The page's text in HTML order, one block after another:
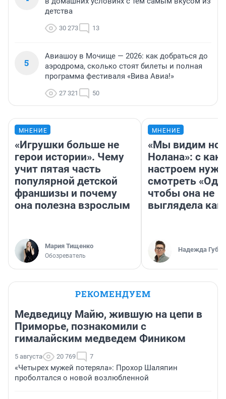
детства
30 273 13
5
Авиашоу в Мочище — 2026: как добраться до
аэродрома, сколько стоят билеты и полная
программа фестиваля «Вива Авиа!»
27 321 50
МНЕНИЕ
«Игрушки больше не
герои истории». Чему
учит пятая часть
популярной детской
франшизы и почему
она полезна взрослым
Мария Тищенко
Обозреватель
МНЕНИЕ
«Мы видим
Нолана»: с
настроем
смотреть
чтобы она не
выглядела как
Надежда
РЕКОМЕНДУЕМ
Медведицу Майю, жившую на цепи в
Приморье, познакомили с
гималайским медведем Фиником
5 августа 20 769 7
«Четырех мужей потеряла»: Прохор Шаляпин
проболтался о новой возлюбленной